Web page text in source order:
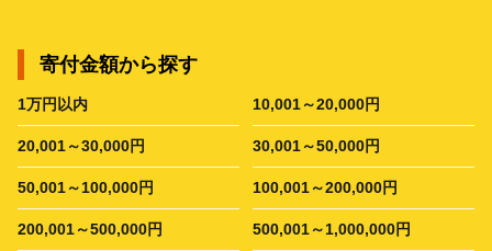
寄付金額から探す
1万円以内 10,001～20,000円
20,001～30,000円 30,001～50,000円
50,001～100,000円 100,001～200,000円
200,001～500,000円 500,001～1,000,000円